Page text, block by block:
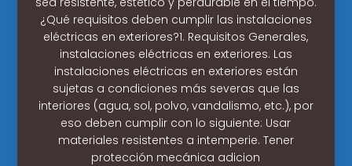
¿Qué requisitos deben cumplir las instalaciones
eléctricas en exteriores?1. Requisitos Generales,
instalaciones eléctricas en exteriores. Las
instalaciones eléctricas en exteriores están
sujetas a condiciones más severas que las
interiores (agua, sol, polvo, vandalismo, etc.), por
eso deben cumplir con lo siguiente: Usar
materiales resistentes a intemperie. Tener
protección mecánica adicion